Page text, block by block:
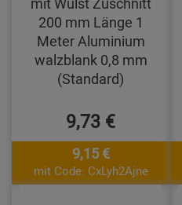
200 mm Länge 1
Meter Aluminium
walzblank 0,8 mm
(Standard)
9,73 €
9,15 €
mit Code: CxLyh2Ajne